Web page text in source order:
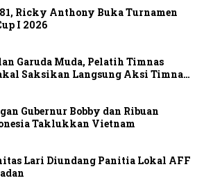
Ricky Anthony Buka Turnamen
I 2026
Garuda Muda, Pelatih Timnas
Saksikan Langsung Aksi Timnas
Gubernur Bobby dan Ribuan
Taklukkan Vietnam
Lari Diundang Panitia Lokal AFF